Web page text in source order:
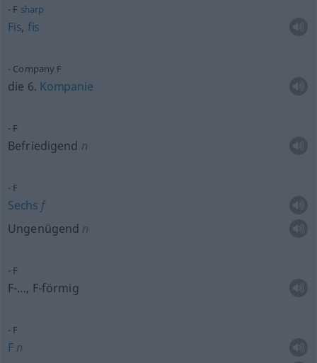
F sharp
Fis, fis
Company F
die 6. Kompanie
F
Befriedigend n
F
Sechs f
Ungenügend n
F
F-…, F-förmig
F
Fn